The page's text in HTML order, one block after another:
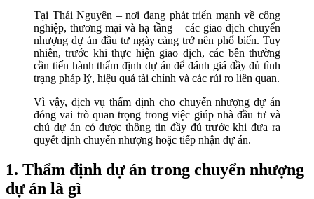
Tại Thái Nguyên – nơi đang phát triển mạnh về công
nghiệp, thương mại và hạ tầng – các giao dịch chuyển
nhượng dự án đầu tư ngày càng trở nên phổ biến. Tuy
nhiên, trước khi thực hiện giao dịch, các bên thường
cần tiến hành thẩm định dự án để đánh giá đầy đủ tình
trạng pháp lý, hiệu quả tài chính và các rủi ro liên quan.
Vì vậy, dịch vụ thẩm định cho chuyển nhượng dự án
đóng vai trò quan trọng trong việc giúp nhà đầu tư và
chủ dự án có được thông tin đầy đủ trước khi đưa ra
quyết định chuyển nhượng hoặc tiếp nhận dự án.
1. Thẩm định dự án trong chuyển nhượng
dự án là gì